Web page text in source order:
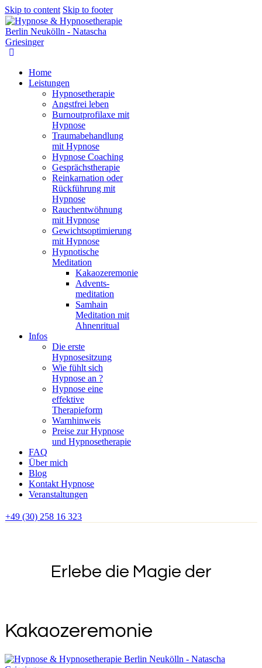
Skip to content Skip to footer
Home
Leistungen
Hypnosetherapie
Angstfrei leben
Burnoutprofilaxe mit
Hypnose
Traumabehandlung
mit Hypnose
Hypnose Coaching
Gesprächstherapie
Reinkarnation oder
Rückführung mit
Hypnose
Rauchentwöhnung
mit Hypnose
Gewichtsoptimierung
mit Hypnose
Hypnotische
Meditation
Kakaozeremonie
Advents-
meditation
Samhain
Meditation mit
Ahnenritual
Infos
Die erste
Hypnosesitzung
Wie fühlt sich
Hypnose an ?
Hypnose eine
effektive
Therapieform
Warnhinweis
Preise zur Hypnose
und Hypnosetherapie
FAQ
Über mich
Blog
Kontakt Hypnose
Veranstaltungen
+49 (30) 258 16 323
Erlebe die Magie der
Kakaozeremonie